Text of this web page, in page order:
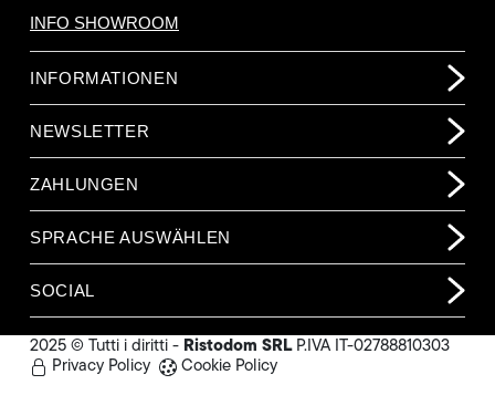
INFO SHOWROOM
INFORMATIONEN
NEWSLETTER
ZAHLUNGEN
SPRACHE AUSWÄHLEN
SOCIAL
2025 © Tutti i diritti - Ristodom SRLP.IVA IT-02788810303
Privacy Policy
Cookie Policy